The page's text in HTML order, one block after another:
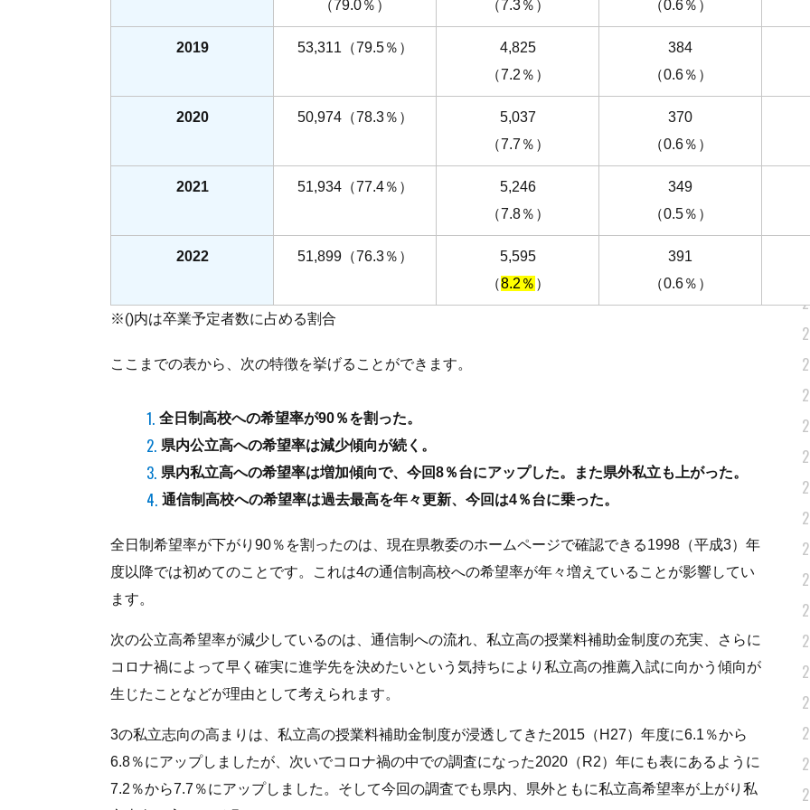
（79.0％）
（7.3％）
（0.6％）
2019 53,311（79.5％）
4,825
（7.2％）
384
（0.6％）
2020 50,974（78.3％）
5,037
（7.7％）
370
（0.6％）
2021 51,934（77.4％）
5,246
（7.8％）
349
（0.5％）
2022 51,899（76.3％）
5,595
（8.2％ ）
391
（0.6％）
※()内は卒業予定者数に占める割合
ここまでの表から、次の特徴を挙げることができます。
全日制高校への希望率が90％を割った。
県内公立高への希望率は減少傾向が続く。
県内私立高への希望率は増加傾向で、今回8％台にアップした。また県外私立も上がった。
通信制高校への希望率は過去最高を年々更新、今回は4％台に乗った。
全日制希望率が下がり90％を割ったのは、現在県教委のホームページで確認できる1998（平成3）年
度以降では初めてのことです。これは4の通信制高校への希望率が年々増えていることが影響してい
ます。
次の公立高希望率が減少しているのは、通信制への流れ、私立高の授業料補助金制度の充実、さらに
コロナ禍によって早く確実に進学先を決めたいという気持ちにより私立高の推薦入試に向かう傾向が
生じたことなどが理由として考えられます。
3の私立志向の高まりは、私立高の授業料補助金制度が浸透してきた2015（H27）年度に6.1％から
6.8％にアップしましたが、次いでコロナ禍の中での調査になった2020（R2）年にも表にあるように
7.2％から7.7％にアップしました。そして今回の調査でも県内、県外ともに私立高希望率が上がり私